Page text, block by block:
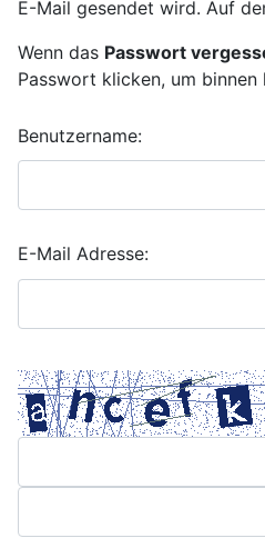
E-Mail gesendet wird. Auf
Wenn das Passwort
Passwort klicken, um
Benutzername:
E-Mail Adresse: